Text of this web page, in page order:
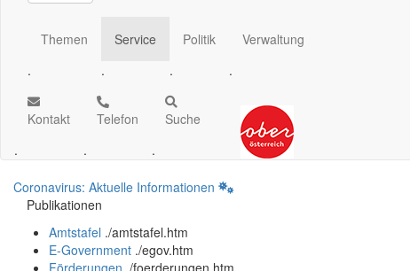
Themen
.
Service
.
Politik
.
Verwaltung
.
Kontakt
.
Telefon
.
Suche
.
Coronavirus: Aktuelle Informationen
Publikationen
Amtstafel ./amtstafel.htm
E-Government ./egov.htm
Förderungen ./foerderungen.htm